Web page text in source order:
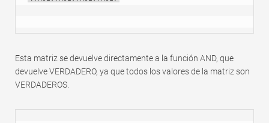
Esta matriz se devuelve directamente a la función AND, que
devuelve VERDADERO, ya que todos los valores de la matriz son
VERDADEROS.